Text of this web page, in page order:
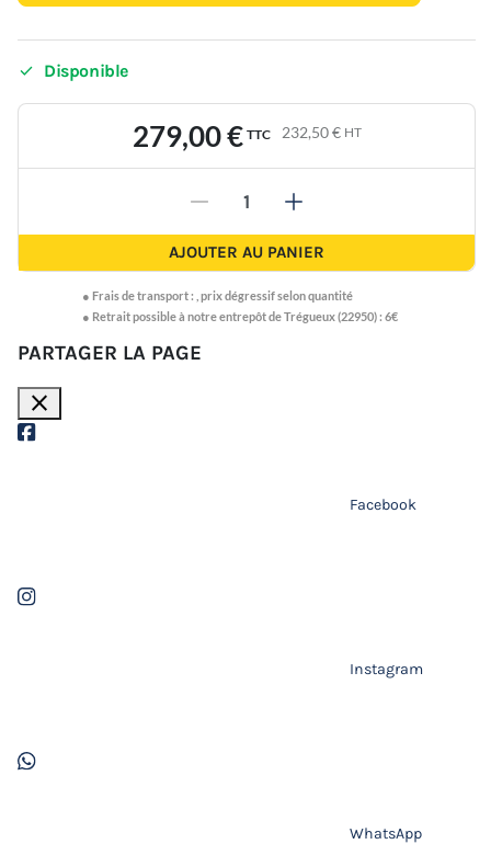
 Disponible
279,00 € TTC 232,50 € HT
- +
AJOUTER AU PANIER
● Frais de transport : prix dégressif selon quantité
● Retrait possible à notre entrepôt de Trégueux (22950) : 6€
PARTAGER LA PAGE
close
Facebook
Instagram
WhatsApp